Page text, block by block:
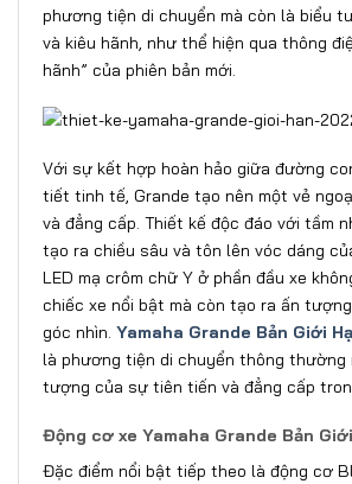
phương tiện di chuyển mà còn là biểu
và kiêu hãnh, như thể hiện qua thông
hãnh” của phiên bản mới.
Với sự kết hợp hoàn hảo giữa đường
tiết tinh tế, Grande tạo nên một vẻ
và đẳng cấp. Thiết kế độc đáo với tầm
tạo ra chiều sâu và tôn lên vóc dáng
LED mạ crôm chữ Y ở phần đầu xe
chiếc xe nổi bật mà còn tạo ra ấn
góc nhìn. Yamaha Grande Bản Giới
là phương tiện di chuyển thông thường
tượng của sự tiên tiến và đẳng cấp
Động cơ xe Yamaha Grande Bản
Đặc điểm nổi bật tiếp theo là động cơ